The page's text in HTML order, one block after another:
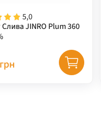
5,0
JINRO Plum 360
грн